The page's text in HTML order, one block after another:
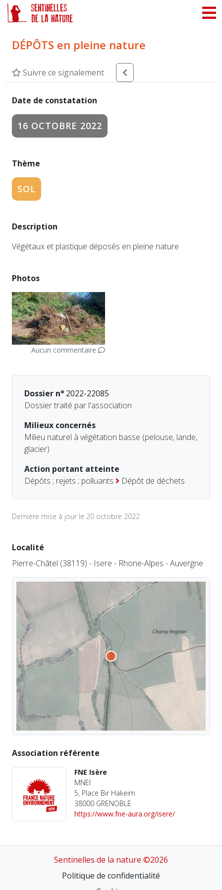
DÉPÔTS en pleine nature
Suivre ce signalement
Date de constatation
16 OCTOBRE 2022
Thème
SOL
Description
Végétaux et plastique déposés en pleine nature
Photos
Aucun commentaire
Dossier n° 2022-22085
Dossier traité par l'association
Milieux concernés
Milieu naturel à végétation basse (pelouse, lande,
glacier)
Action portant atteinte
Dépôts ; rejets ; polluants
Dépôt de déchets
Dernière mise à jour le 20 octobre 2022
Localité
Pierre-Châtel (38119) - Isere - Rhone-Alpes - Auvergne
Association référente
FNE Isère
MNEI
5, Place Bir Hakeim
38000 GRENOBLE
https://www.fne-aura.org/isere/
Sentinelles de la nature ©2026
Politique de confidentialité
Panneau de gestion des cookies